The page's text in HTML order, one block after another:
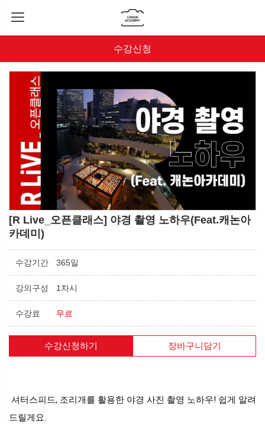
수강신청
[R Live_오픈클래스] 야경 촬영 노하우(Feat.캐논아
카데미)
수강기간 365일
강의구성 1차시
수강료 무료
수강신청하기 장바구니담기
셔터스피드, 조리개를 활용한 야경 사진 촬영 노하우! 쉽게 알려
드릴게요.